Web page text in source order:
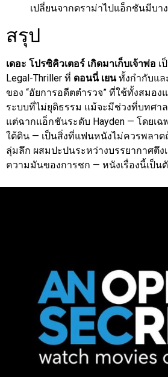
เปลี่ยนจากดราม่าไปแอ็กชันมีบา
สรุป
เดอะ โปรซิคิวเตอร์ เกิดมาเก็บเจ้าพ่อ เ
Legal-Thriller ที่ ดอนนี่ เยนทั้งกำกับแล
ของ “อัยการอดีตตำรวจ” ที่ใช้ทั้งสมอง
ระบบที่ไม่ยุติธรรม แม้จะมีช่วงที่บทศา
แต่ฉากแอ็กชันระดับ Hayden — โดยเ
ใต้ดิน — เป็นสิ่งที่แฟนหนังไม่ควรพลาด
ลุ่มลึก ผสมปะปนระหว่างบรรยากาศตึง
ความมันของการชก — หนังเรื่องนี้เป็น